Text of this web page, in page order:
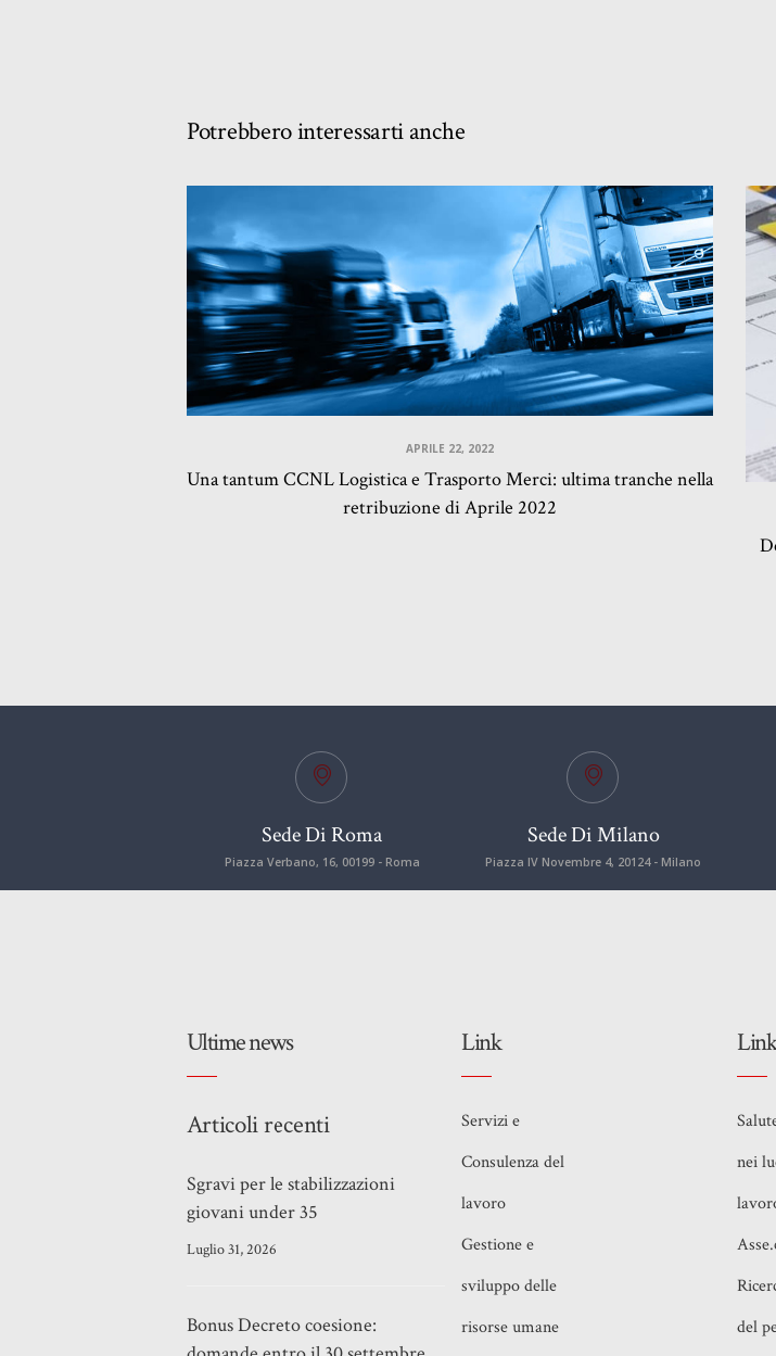
Potrebbero interessarti anche
APRILE 22, 2022
Una tantum CCNL Logistica e Trasporto Merci: ultima tranche nella
retribuzione di Aprile 2022
Sede Di Roma
Piazza Verbano, 16, 00199 - Roma
Sede Di Milano
Piazza IV Novembre 4, 20124 - Milano
Ultime news
Articoli recenti
Sgravi per le stabilizzazioni
giovani under 35
Luglio 31, 2026
Bonus Decreto coesione:
Link
Servizi e
Consulenza del
lavoro
Gestione e
sviluppo delle
risorse umane
Link
nei
del